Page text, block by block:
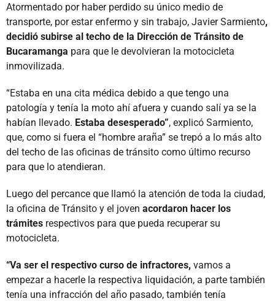
Atormentado por haber perdido su único medio de
transporte, por estar enfermo y sin trabajo, Javier Sarmiento,
decidió subirse al techo de la Dirección de Tránsito de
Bucaramanga para que le devolvieran la motocicleta
inmovilizada.
“Estaba en una cita médica debido a que tengo una
patología y tenía la moto ahí afuera y cuando salí ya se la
habían llevado. Estaba desesperado”, explicó Sarmiento,
que, como si fuera el “hombre araña” se trepó a lo más alto
del techo de las oficinas de tránsito como último recurso
para que lo atendieran.
Luego del percance que llamó la atención de toda la ciudad,
la oficina de Tránsito y el joven acordaron hacer los
trámites respectivos para que pueda recuperar su
motocicleta.
“Va ser el respectivo curso de infractores, vamos a
empezar a hacerle la respectiva liquidación, a parte también
tenía una infracción del año pasado, también tenía